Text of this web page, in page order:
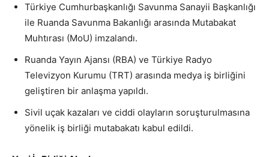
Türkiye Cumhurbaşkanlığı Savunma Sanayii Başkanlığı
ile Ruanda Savunma Bakanlığı arasında Mutabakat
Muhtırası (MoU) imzalandı.
Ruanda Yayın Ajansı (RBA) ve Türkiye Radyo
Televizyon Kurumu (TRT) arasında medya iş birliğini
geliştiren bir anlaşma yapıldı.
Sivil uçak kazaları ve ciddi olayların soruşturulmasına
yönelik iş birliği mutabakatı kabul edildi.